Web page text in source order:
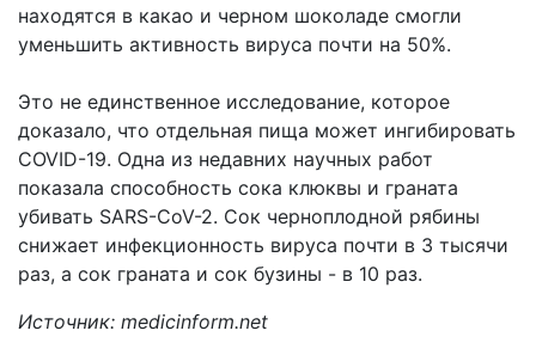
находятся в какао и черном шоколаде смогли
уменьшить активность вируса почти на 50%.
Это не единственное исследование, которое
доказало, что отдельная пища может ингибировать
COVID-19. Одна из недавних научных работ
показала способность сока клюквы и граната
убивать SARS-CoV-2. Сок черноплодной рябины
снижает инфекционность вируса почти в 3 тысячи
раз, а сок граната и сок бузины - в 10 раз.
Источник: medicinform.net